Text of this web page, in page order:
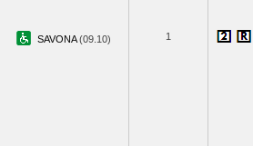
SAVONA(09.10) 1